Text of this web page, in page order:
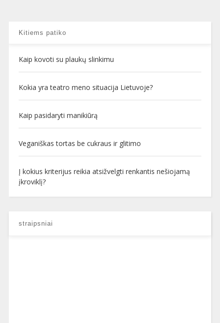
Kitiems patiko
Kaip kovoti su plaukų slinkimu
Kokia yra teatro meno situacija Lietuvoje?
Kaip pasidaryti manikiūrą
Veganiškas tortas be cukraus ir glitimo
Į kokius kriterijus reikia atsižvelgti renkantis nešiojamą
įkroviklį?
straipsniai